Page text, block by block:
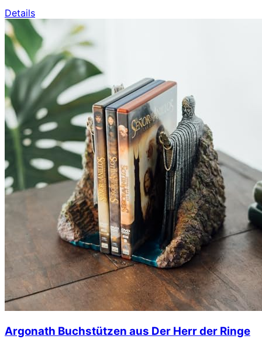
Details
Argonath Buchstützen aus Der Herr der Ringe